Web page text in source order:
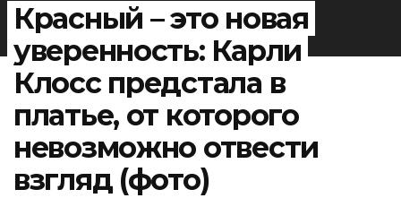
Красный – это новая
уверенность: Карли
Клосс предстала в
платье, от которого
невозможно отвести
взгляд (фото)